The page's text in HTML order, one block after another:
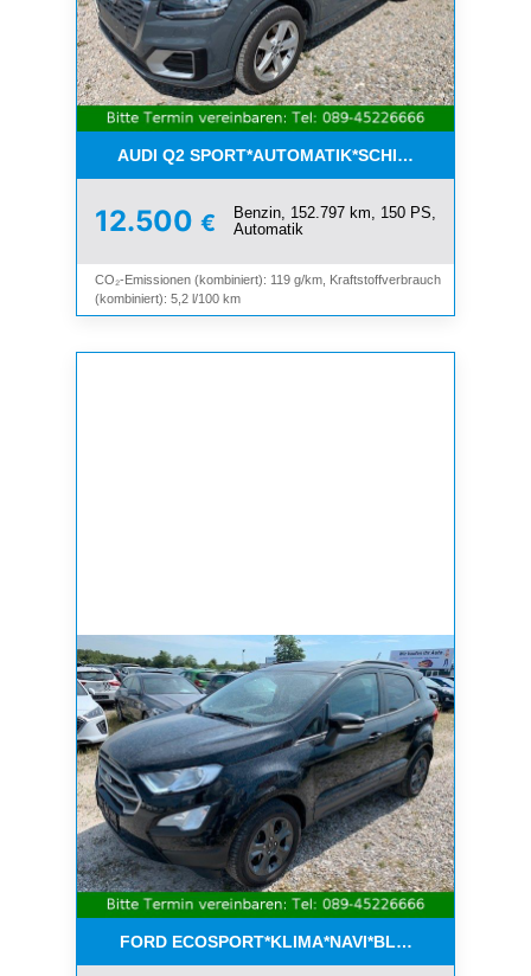
AUDI Q2 SPORT*AUTOMATIK*SCHIEBEDACH*8-
12.500 €
Benzin, 152.797 km, 150 PS,
Automatik
CO₂-Emissionen (kombiniert): 119 g/km, Kraftstoffverbrauch
(kombiniert): 5,2 l/100 km
FORD